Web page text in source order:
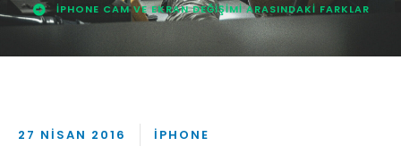
IPHONE CAM VE EKRAN DEĞIŞIMI ARASINDAKI FARKLAR
27 NISAN 2016 IPHONE